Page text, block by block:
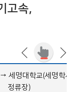
고속,
세명대학교(세명학사
정류장)